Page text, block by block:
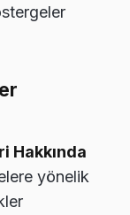
Hakkında
yönelik